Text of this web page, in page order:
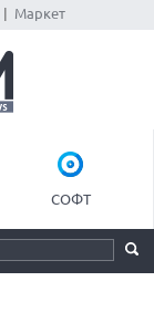
Маркет
СОФТ